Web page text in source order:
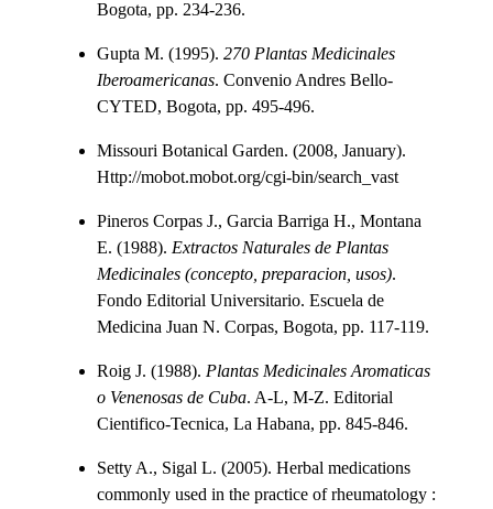
Bogota, pp. 234-236.
Gupta M. (1995). 270 Plantas Medicinales
Iberoamericanas. Convenio Andres Bello-
CYTED, Bogota, pp. 495-496.
Missouri Botanical Garden. (2008, January).
Http://mobot.mobot.org/cgi-bin/search_vast
Pineros Corpas J., Garcia Barriga H., Montana
E. (1988). Extractos Naturales de Plantas
Medicinales (concepto, preparacion, usos).
Fondo Editorial Universitario. Escuela de
Medicina Juan N. Corpas, Bogota, pp. 117-119.
Roig J. (1988). Plantas Medicinales Aromaticas
o Venenosas de Cuba. A-L, M-Z. Editorial
Cientifico-Tecnica, La Habana, pp. 845-846.
Setty A., Sigal L. (2005). Herbal medications
commonly used in the practice of rheumatology :